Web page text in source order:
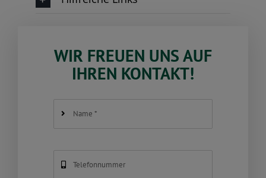
WIR FREUEN UNS AUF
IHREN KONTAKT!